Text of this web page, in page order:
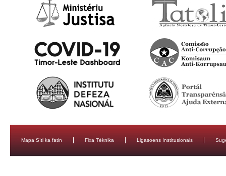
Mapa Síti ka fatin Fixa Téknika Ligasoens Institusionais